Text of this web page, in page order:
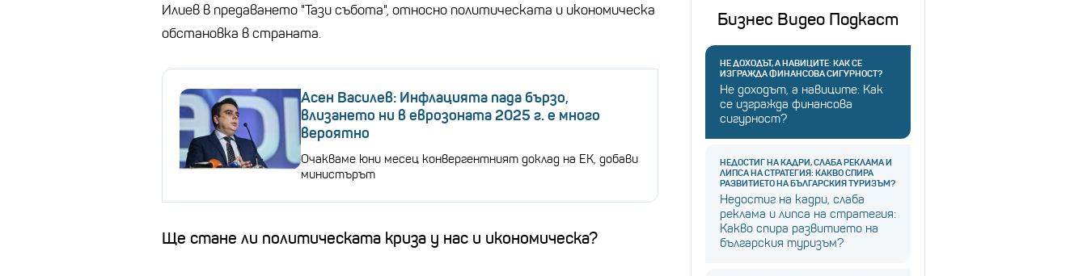
Илиев в предаването "Тази събота", относно политическата и икономическа
обстановка в страната.
Асен Василев: Инфлацията пада бързо,
влизането ни в еврозоната 2025 г. е много
вероятно
Очакваме юни месец конвергентният доклад на ЕК, добави
министърът
Ще стане ли политическата криза у нас и икономическа?
Бизнес Видео Подкаст
НЕ ДОХОДЪТ, А НАВИЦИТЕ: КАК СЕ
ИЗГРАЖДА ФИНАНСОВА СИГУРНОСТ?
Не доходът, а навиците: Как
се изгражда финансова
сигурност?
НЕДОСТИГ НА КАДРИ, СЛАБА РЕКЛАМА И
ЛИПСА НА СТРАТЕГИЯ: КАКВО СПИРА
РАЗВИТИЕТО НА БЪЛГАРСКИЯ ТУРИЗЪМ?
Недостиг на кадри, слаба
реклама и липса на стратегия:
Какво спира развитието на
българския туризъм?